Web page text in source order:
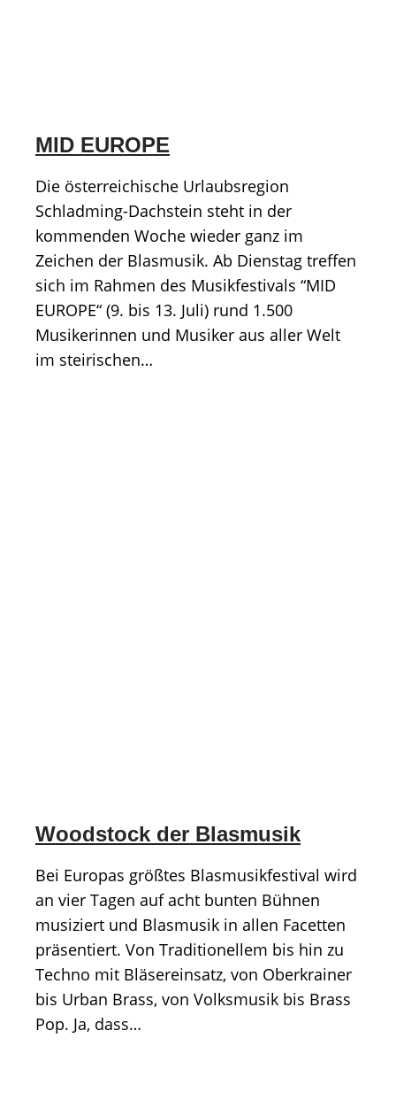
MID EUROPE
Die österreichische Urlaubsregion
Schladming-Dachstein steht in der
kommenden Woche wieder ganz im
Zeichen der Blasmusik. Ab Dienstag treffen
sich im Rahmen des Musikfestivals “MID
EUROPE“ (9. bis 13. Juli) rund 1.500
Musikerinnen und Musiker aus aller Welt
im steirischen…
Woodstock der Blasmusik
Bei Europas größtes Blasmusikfestival wird
an vier Tagen auf acht bunten Bühnen
musiziert und Blasmusik in allen Facetten
präsentiert. Von Traditionellem bis hin zu
Techno mit Bläsereinsatz, von Oberkrainer
bis Urban Brass, von Volksmusik bis Brass
Pop. Ja, dass…